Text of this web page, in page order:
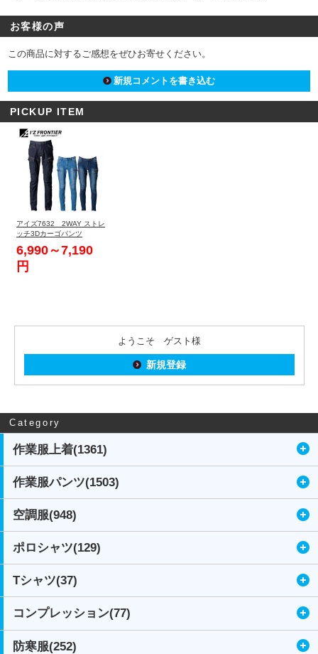
お客様の声
この商品に対するご感想をぜひお寄せください。
新規コメントを書き込む
PICKUP ITEM
アイズ7632 2WAY ストレ
ッチ3Dカーゴパンツ
6,990～7,190
円
ようこそ ゲスト様
新規登録
Category
作業服上着(1361)
作業服パンツ(1503)
空調服(948)
ポロシャツ(129)
Tシャツ(37)
コンプレッション(77)
防寒服(252)